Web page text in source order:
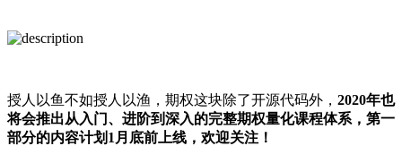
授人以鱼不如授人以渔，期权这块除了开源代码外， 2020年也
将会推出从入门、进阶到深入的完整期权量化课程体系，第一
部分的内容计划1月底前上线，欢迎关注！